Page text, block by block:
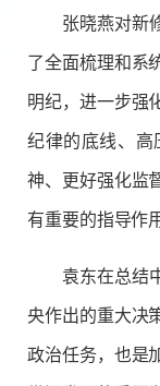
张晓燕对新
了全面梳理和系
明纪，进一步强
纪律的底线、高
神、更好强化监
有重要的指导作
袁东在总结
央作出的重大决
政治任务，也是